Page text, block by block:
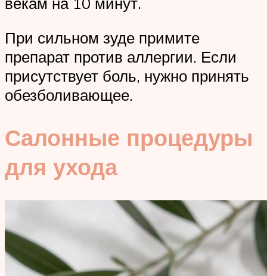
При сильном зуде примите
препарат против аллергии. Если
присутствует боль, нужно принять
обезболивающее.
Салонные процедуры
для ухода